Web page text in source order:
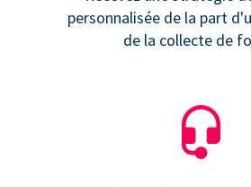
personnalisée de la part
de la collecte de